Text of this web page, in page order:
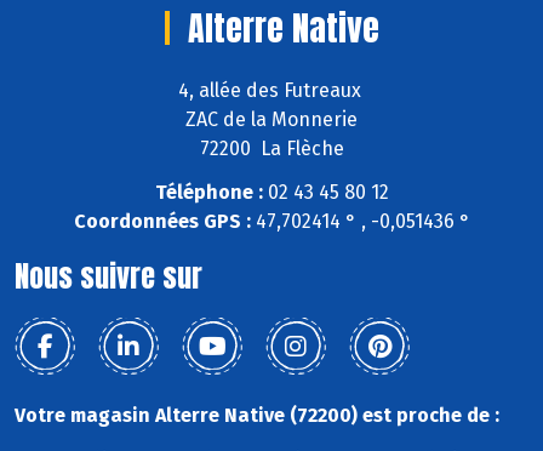
Alterre Native
4, allée des Futreaux
ZAC de la Monnerie
72200 La Flèche
Téléphone :02 43 45 80 12
Coordonnées GPS :47,702414 ° , -0,051436 °
Nous suivre sur
Votre magasin Alterre Native (72200) est proche de :